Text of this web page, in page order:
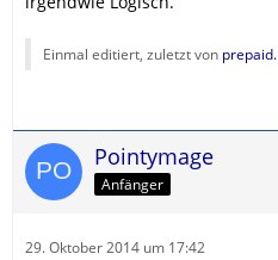
Einmal editiert, zuletzt von prepaid.
Pointymage
Anfänger
29. Oktober 2014 um 17:42